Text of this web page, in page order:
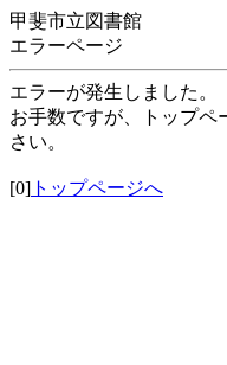
甲斐市立図書館
エラーページ
エラーが発生しました。
お手数ですが、トップペ
さい。
[0] トップページへ